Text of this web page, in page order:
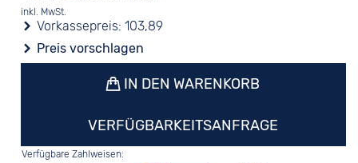
inkl. MwSt.
Vorkassepreis:103,89
Preis vorschlagen
IN DEN WARENKORB
VERFÜGBARKEITSANFRAGE
Verfügbare Zahlweisen: